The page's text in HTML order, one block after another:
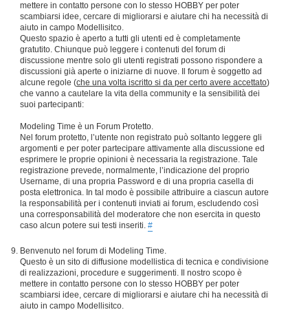
mettere in contatto persone con lo stesso HOBBY per poter
scambiarsi idee, cercare di migliorarsi e aiutare chi ha necessità di
aiuto in campo Modellisitco.
Questo spazio è aperto a tutti gli utenti ed è completamente
gratutito. Chiunque può leggere i contenuti del forum di
discussione mentre solo gli utenti registrati possono rispondere a
discussioni già aperte o iniziarne di nuove. Il forum è soggetto ad
alcune regole (che una volta iscritto si da per certo avere accettato)
che vanno a cautelare la vita della community e la sensibilità dei
suoi partecipanti:
Modeling Time è un Forum Protetto.
Nel forum protetto, l’utente non registrato può soltanto leggere gli
argomenti e per poter partecipare attivamente alla discussione ed
esprimere le proprie opinioni è necessaria la registrazione. Tale
registrazione prevede, normalmente, l’indicazione del proprio
Username, di una propria Password e di una propria casella di
posta elettronica. In tal modo è possibile attribuire a ciascun autore
la responsabilità per i contenuti inviati ai forum, escludendo così
una corresponsabilità del moderatore che non esercita in questo
caso alcun potere sui testi inseriti. #
Benvenuto nel forum di Modeling Time.
Questo è un sito di diffusione modellistica di tecnica e condivisione
di realizzazioni, procedure e suggerimenti. Il nostro scopo è
mettere in contatto persone con lo stesso HOBBY per poter
scambiarsi idee, cercare di migliorarsi e aiutare chi ha necessità di
aiuto in campo Modellisitco.